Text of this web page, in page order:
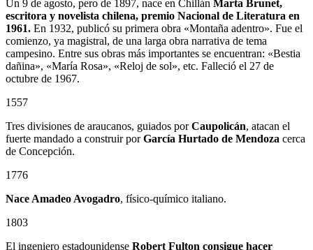
Un 9 de agosto, pero de 1897, nace en Chillán Marta Brunet,
escritora y novelista chilena, premio Nacional de Literatura en
1961. En 1932, publicó su primera obra «Montaña adentro». Fue el
comienzo, ya magistral, de una larga obra narrativa de tema
campesino. Entre sus obras más importantes se encuentran: «Bestia
dañina», «María Rosa», «Reloj de sol», etc. Falleció el 27 de
octubre de 1967.
1557
Tres divisiones de araucanos, guiados porCaupolicán, atacan el
fuerte mandado a construir porGarcía Hurtado de Mendoza cerca
de Concepción.
1776
Nace Amadeo Avogadro, físico-químico italiano.
1803
El ingeniero estadounidense Robert Fulton consigue hacer